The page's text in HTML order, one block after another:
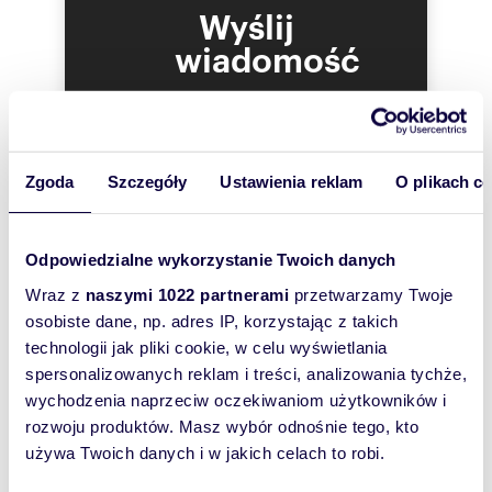
Zgoda Szczegóły Ustawienia reklam O plikach
Odpowiedzialne wykorzystanie Twoich danych
Wraz z naszymi 1022 partnerami przetwarzamy Twoje
osobiste dane, np. adres IP, korzystając z takich
technologii jak pliki cookie, w celu wyświetlania
spersonalizowanych reklam i treści, analizowania tychże,
wychodzenia naprzeciw oczekiwaniom użytkowników i
rozwoju produktów. Masz wybór odnośnie tego, kto
używa Twoich danych i w jakich celach to robi.
Wyślij
wiadomość
właściciel
oferty
szybko się z
Tobą
skontaktował!